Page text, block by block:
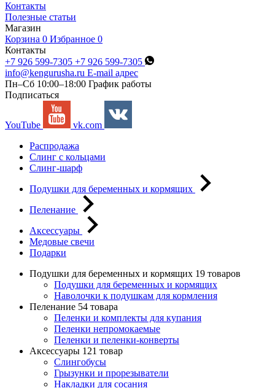
Контакты
Полезные статьи
Магазин
Корзина 0 Избранное 0
Контакты
+7 926 599-7305 +7 926 599-7305
info@kengurusha.ru E-mail адрес
Пн–Сб 10:00–18:00 График работы
Подписаться
YouTube
vk.com
Распродажа
Слинг с кольцами
Слинг-шарф
Подушки для беременных и кормящих
Пеленание
Аксессуары
Медовые свечи
Подарки
Подушки для беременных и кормящих 19 товаров
Подушки для беременных и кормящих
Наволочки к подушкам для кормления
Пеленание 54 товара
Пеленки и комплекты для купания
Пеленки непромокаемые
Пеленки и пеленки-конверты
Аксессуары 121 товар
Слингобусы
Грызунки и прорезыватели
Накладки для сосания